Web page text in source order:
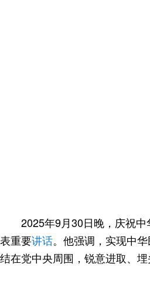
2025年9月30日晚，庆祝
表重要讲话。他强调，实现中
结在党中央周围，锐意进取、